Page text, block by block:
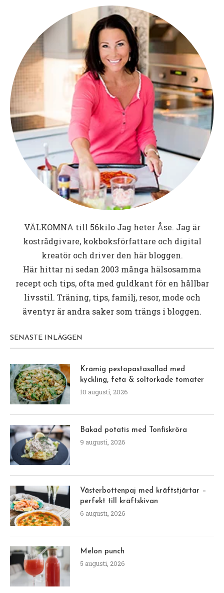
VÄLKOMNA till 56kiloJag heter Åse. Jag är
kostrådgivare, kokboksförfattare och digital
kreatör och driver den här bloggen.
Här hittar ni sedan 2003 många hälsosamma
recept och tips, ofta med guldkant för en hållbar
livsstil. Träning, tips, familj, resor, mode och
äventyr är andra saker som trängs i bloggen.
SENASTE INLÄGGEN
Krämig pestopastasallad med
kyckling, feta & soltorkade tomater
10 augusti, 2026
Bakad potatis med Tonfiskröra
9 augusti, 2026
Västerbottenpaj med kräftstjärtar –
perfekt till kräftskivan
6 augusti, 2026
Melon punch
5 augusti, 2026